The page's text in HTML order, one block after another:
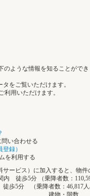
のような情報を知ることがで
をご覧いただけます。
用いただけます。
い合わせる
録）
を利用する
サービス）に加入すると、物
徒歩5分 （乗降者数：
歩5分 （乗降者数：46,817人
建物・階数